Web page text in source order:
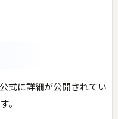
式に詳細が公開されてい
。